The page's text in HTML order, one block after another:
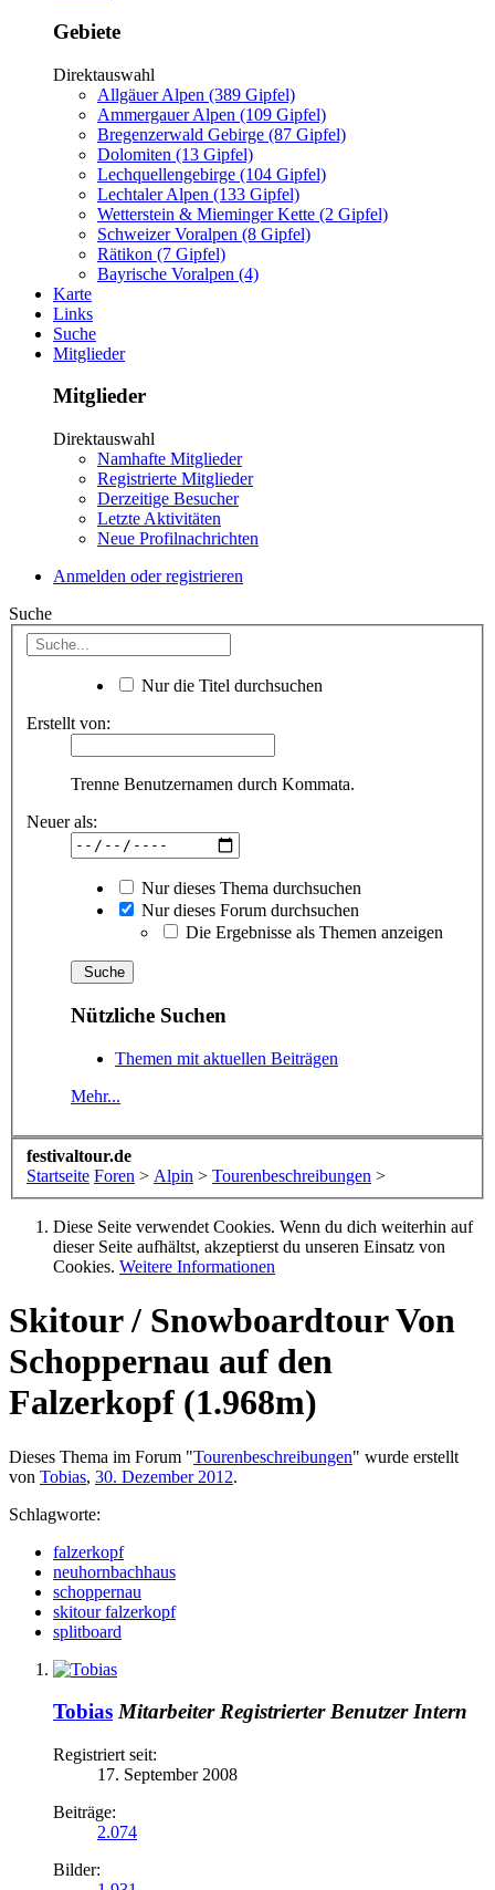
Gebiete
Direktauswahl
Allgäuer Alpen (389 Gipfel)
Ammergauer Alpen (109 Gipfel)
Bregenzerwald Gebirge (87 Gipfel)
Dolomiten (13 Gipfel)
Lechquellengebirge (104 Gipfel)
Lechtaler Alpen (133 Gipfel)
Wetterstein & Mieminger Kette (2 Gipfel)
Schweizer Voralpen (8 Gipfel)
Rätikon (7 Gipfel)
Bayrische Voralpen (4)
Karte
Links
Suche
Mitglieder
Mitglieder
Direktauswahl
Namhafte Mitglieder
Registrierte Mitglieder
Derzeitige Besucher
Letzte Aktivitäten
Neue Profilnachrichten
Anmelden oder registrieren
Suche
Nur die Titel durchsuchen
Erstellt von:
Trenne Benutzernamen durch Kommata.
Neuer als:
Nur dieses Thema durchsuchen
Nur dieses Forum durchsuchen
Die Ergebnisse als Themen anzeigen
Nützliche Suchen
Themen mit aktuellen Beiträgen
Mehr...
festivaltour.de
Startseite Foren > Alpin > Tourenbeschreibungen >
Diese Seite verwendet Cookies. Wenn du dich weiterhin auf
dieser Seite aufhältst, akzeptierst du unseren Einsatz von
Cookies. Weitere Informationen
Skitour / SnowboardtourVon
Schoppernau auf den
Falzerkopf (1.968m)
Dieses Thema im Forum "Tourenbeschreibungen" wurde erstellt
von Tobias, 30. Dezember 2012.
Schlagworte:
falzerkopf
neuhornbachhaus
schoppernau
skitour falzerkopf
splitboard
Tobias Mitarbeiter Registrierter Benutzer Intern
Registriert seit:
17. September 2008
Beiträge:
2.074
Bilder: